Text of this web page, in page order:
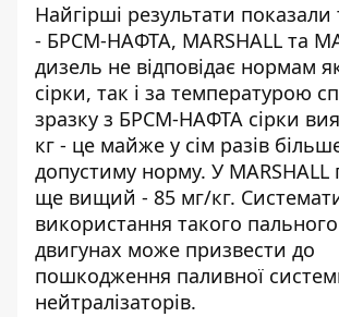
Найгірші результати
- БРСМ-НАФТА, MARSHALL та
дизель не відповідає нормам
сірки, так і за температурою
зразку з БРСМ-НАФТА сірки
кг - це майже у сім разів
допустиму норму. У MARSHALL
ще вищий - 85 мг/кг.
використання такого
двигунах може призвести до
пошкодження паливної
нейтралізаторів.